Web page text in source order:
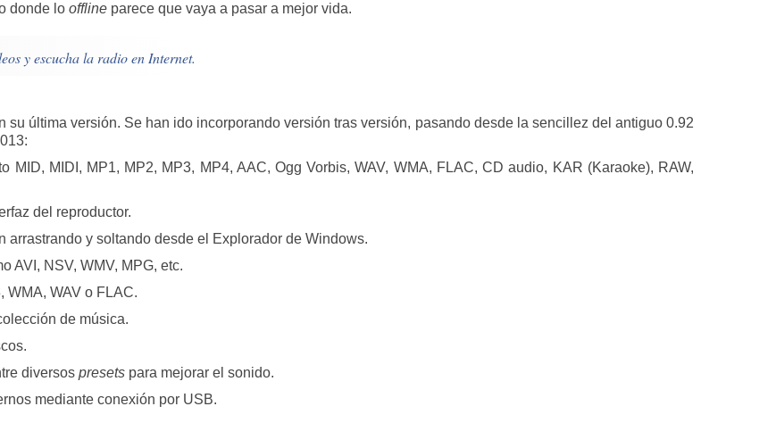
donde lo offline parece que vaya a pasar a mejor vida.
y escucha la radio en Internet.
su última versión. Se han ido incorporando versión tras versión, pasando desde la sencillez del antiguo 0.92
MID, MIDI, MP1, MP2, MP3, MP4, AAC, Ogg Vorbis, WAV, WMA, FLAC, CD audio, KAR (Karaoke), RAW,
del reproductor.
arrastrando y soltando desde el Explorador de Windows.
AVI, NSV, WMV, MPG, etc.
WMA, WAV o FLAC.
de música.
diversos presets para mejorar el sonido.
mediante conexión por USB.